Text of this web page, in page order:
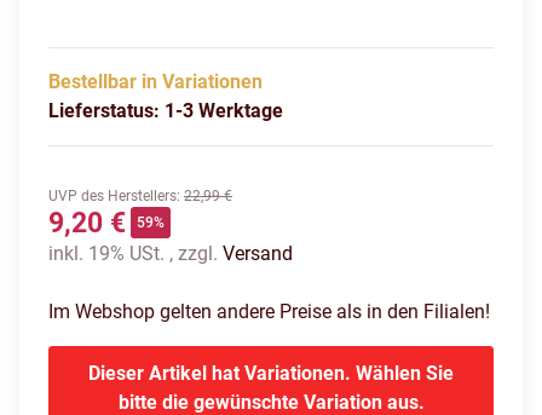
Bestellbar in Variationen
Lieferstatus: 1-3 Werktage
UVP des Herstellers: 22,99 €
9,20 € 59%
inkl. 19% USt. , zzgl. Versand
Im Webshop gelten andere Preise als in den Filialen!
Dieser Artikel hat Variationen. Wählen Sie
bitte die gewünschte Variation aus.